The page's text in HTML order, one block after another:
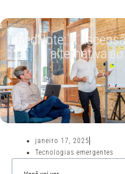
RedNote: A
alternativa
janeiro 17, 2025
Tecnologias emergentes